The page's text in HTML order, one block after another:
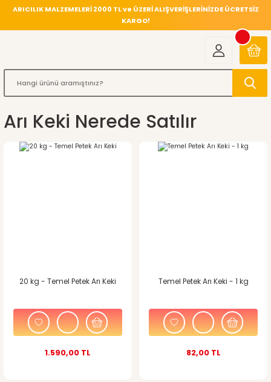
ARICILIK MALZEMELERİ 2000 TL ve ÜZERİ ALIŞVERİŞLERİNİZDE ÜCRETSİZ
KARGO!
Arı Keki Nerede Satılır
20 kg - Temel Petek Arı Keki
1.590,00 TL
Temel Petek Arı Keki - 1 kg
82,00 TL